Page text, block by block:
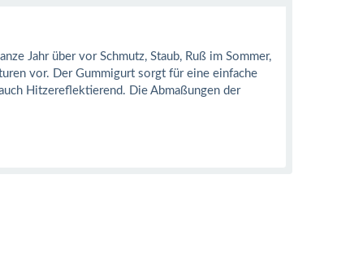
Jahr über vor Schmutz, Staub, Ruß im Sommer,
vor. Der Gummigurt sorgt für eine einfache
Hitzereflektierend. Die Abmaßungen der